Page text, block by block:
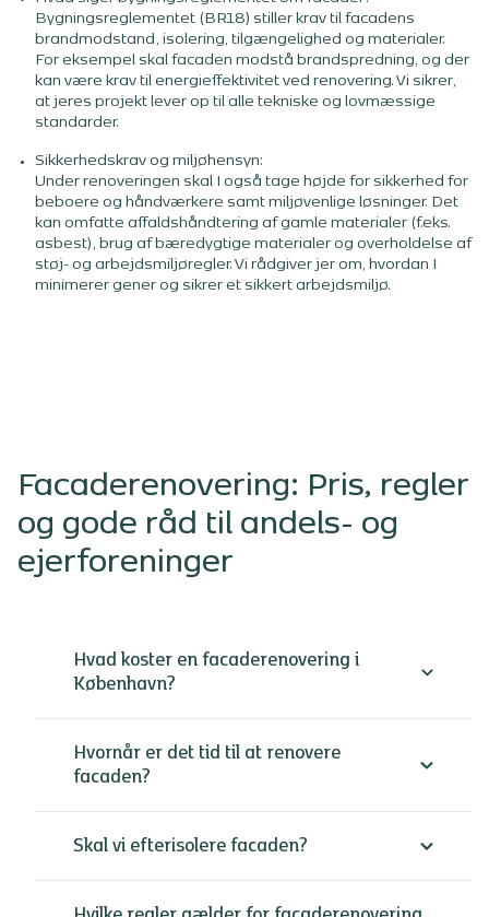
Bygningsreglementet (BR18) stiller krav til facadens
brandmodstand, isolering, tilgængelighed og materialer.
For eksempel skal facaden modstå brandspredning, og der
kan være krav til energieffektivitet ved renovering. Vi sikrer,
at jeres projekt lever op til alle tekniske og lovmæssige
standarder.
Sikkerhedskrav og miljøhensyn:
Under renoveringen skal I også tage højde for sikkerhed for
beboere og håndværkere samt miljøvenlige løsninger. Det
kan omfatte affaldshåndtering af gamle materialer (f.eks.
asbest), brug af bæredygtige materialer og overholdelse af
støj- og arbejdsmiljøregler. Vi rådgiver jer om, hvordan I
minimerer gener og sikrer et sikkert arbejdsmiljø.
Facaderenovering: Pris, regler
og gode råd til andels- og
ejerforeninger
Hvad koster en facaderenovering i
København?
Prisen på facaderenovering i København
afhænger af ejendommens størrelse, tilstand og
Frederiksberg er opført i forskellige perioder,
Hvornår er det tid til at renovere
facaden?
Der er flere typiske tegn på, at facaden bør
Skal vi efterisolere facaden?
Efterisolering er relevant i mange